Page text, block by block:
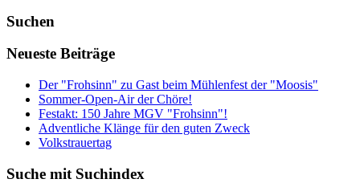
Suchen
Neueste Beiträge
Der "Frohsinn" zu Gast beim Mühlenfest der "Moosis"
Sommer-Open-Air der Chöre!
Festakt: 150 Jahre MGV "Frohsinn"!
Adventliche Klänge für den guten Zweck
Volkstrauertag
Suche mit Suchindex